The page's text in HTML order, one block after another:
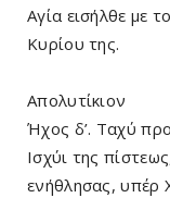
Αγία εισήλθε με
Κυρίου της.
Απολυτίκιον
Ήχος δ’. Ταχύ
Ισχύι της
ενήθλησας, υπέρ